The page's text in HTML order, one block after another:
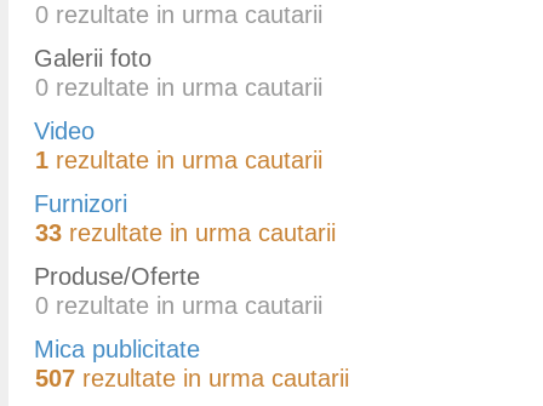
0 rezultate in urma cautarii
Galerii foto
0 rezultate in urma cautarii
Video
1 rezultate in urma cautarii
Furnizori
33 rezultate in urma cautarii
Produse/Oferte
0 rezultate in urma cautarii
Mica publicitate
507 rezultate in urma cautarii